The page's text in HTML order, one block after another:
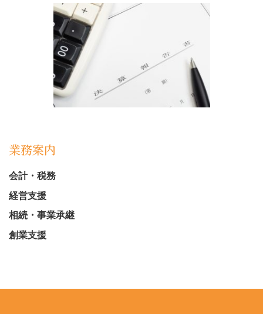
業務案内
会計・税務
経営支援
相続・事業承継
創業支援